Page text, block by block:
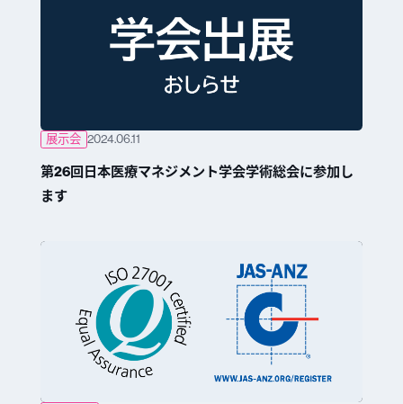
展示会 2024.06.11
第26回日本医療マネジメント学会学術総会に参加し
ます